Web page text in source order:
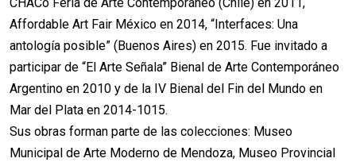
CHACo Feria de Arte Contemporáneo (Chile) en 2011,
Affordable Art Fair México en 2014, “Interfaces: Una
antología posible” (Buenos Aires) en 2015. Fue invitado a
participar de “El Arte Señala” Bienal de Arte Contemporáneo
Argentino en 2010 y de la IV Bienal del Fin del Mundo en
Mar del Plata en 2014-1015.
Sus obras forman parte de las colecciones: Museo
Municipal de Arte Moderno de Mendoza, Museo Provincial